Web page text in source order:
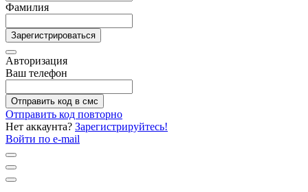
Фамилия
Зарегистрироваться
Авторизация
Ваш телефон
Отправить код в смс
Отправить код повторно
Нет аккаунта? Зарегистрируйтесь!
Войти по e-mail